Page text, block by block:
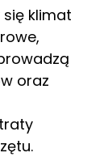
klimat
oraz